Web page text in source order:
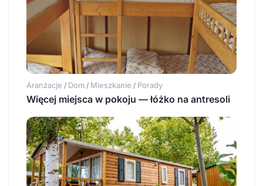
Aranżacje / Dom / Mieszkanie / Porady
Więcej miejsca w pokoju — łóżko na antresoli